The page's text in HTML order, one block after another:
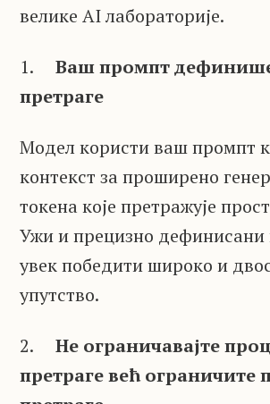
велике AI лабораторије.
1.Ваш промпт
претраге
Модел користи ваш промпт
контекст за проширено
токена које претражује
Ужи и прецизно дефинисани
увек победити широко и
упутство.
2.Не ограничавајте
претраге већ ограничите